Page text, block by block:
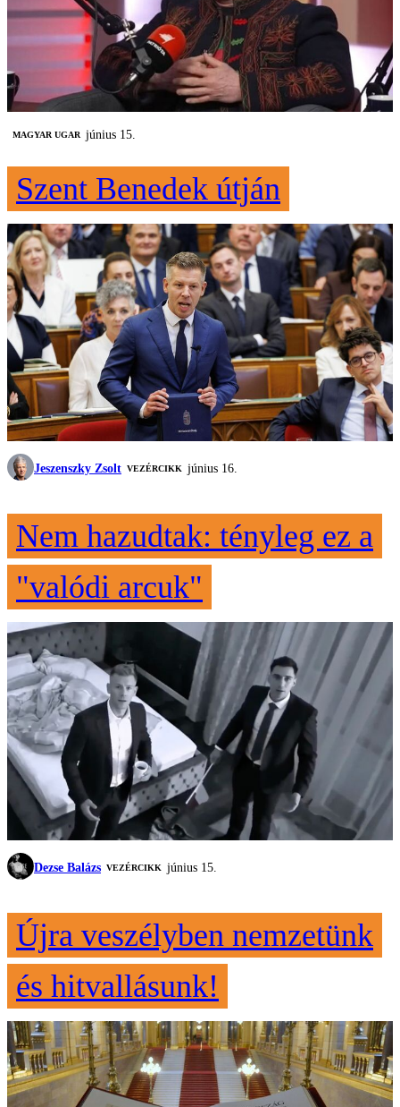
MAGYAR UGAR június 15.
Szent Benedek útján
Jeszenszky Zsolt VEZÉRCIKK június 16.
Nem hazudtak: tényleg ez a
"valódi arcuk"
Dezse Balázs VEZÉRCIKK június 15.
Újra veszélyben nemzetünk
és hitvallásunk!